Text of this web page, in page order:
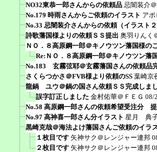
NO32東恭一郎さんからの依頼品 忌闇装介
No.179 時雨さんからご依頼のイラスト アポ
No.33 忌闇装介さんからの依頼（イラスト２
詩歌藩国様よりの依頼ＳＳ提出 奥羽りんく
ＮＯ．８高原鋼一郎＠キノウツン藩国様の
Re:ＮＯ．８高原鋼一郎＠キノウツン藩
No.183 玄霧弦耶＠玄霧藩国さんの依頼品
さくらつかさ＠FVB様より依頼のSS 葉崎京
龍鍋 ユウ＠鍋の国さん依頼ＳＳ完成しま
誤字訂正しました 金村佑華＠ＦＥＧ 08/
No.58 高原鋼一郎さんの依頼希望受注分
No.97 高神喜一郎さん分イラスト 星月 典
黒崎克哉＠海法よけ藩国さんご依頼のイラ
１枚目です 矢神サク＠レンジャー連邦
２枚目です 矢神サク＠レンジャー連邦